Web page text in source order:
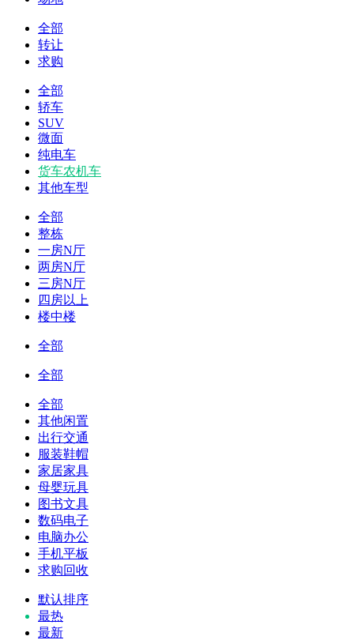
全部
转让
求购
全部
轿车
SUV
微面
纯电车
货车农机车
其他车型
全部
整栋
一房N厅
两房N厅
三房N厅
四房以上
楼中楼
全部
全部
全部
其他闲置
出行交通
服装鞋帽
家居家具
母婴玩具
图书文具
数码电子
电脑办公
手机平板
求购回收
默认排序
最热
最新